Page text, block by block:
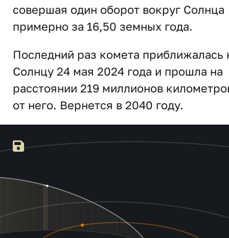
совершая один оборот вокруг Солнца
примерно за 16,50 земных года.
Последний раз комета приближалась
Солнцу 24 мая 2024 года и прошла на
расстоянии 219 миллионов
от него. Вернется в 2040 году.